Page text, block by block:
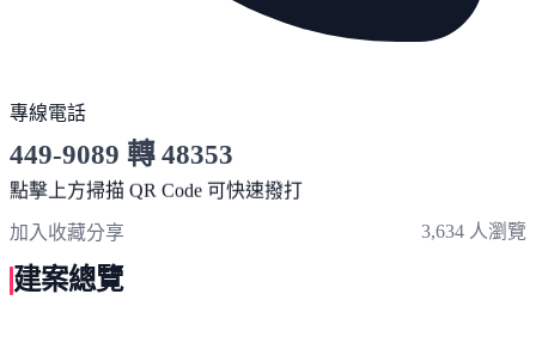
專線電話
449-9089 轉 48353
服務時間 10:00～19:00
點擊上方掃描 QR Code 可快速撥打
加入收藏分享 3,634 人瀏覽
建案總覽